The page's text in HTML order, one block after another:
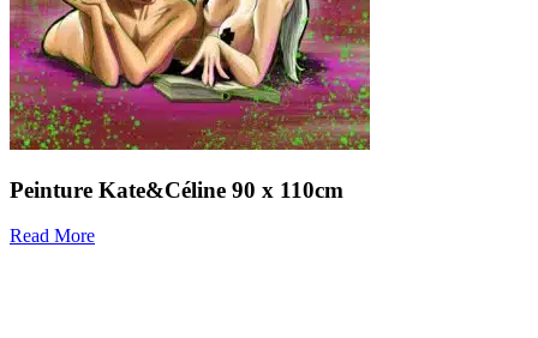
Peinture Kate&Céline 90 x 110cm
Read More